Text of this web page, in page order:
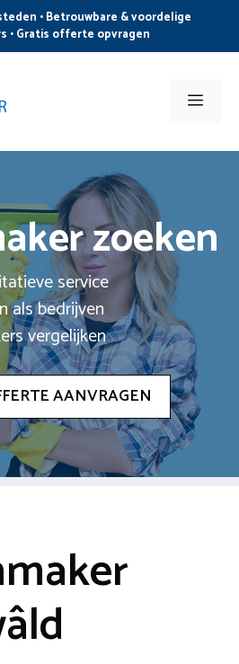
• Betrouwbare & voordelige
• Gratis offerte opvragen
Menu
zoeken
service
als bedrijven
vergelijken
AANVRAGEN